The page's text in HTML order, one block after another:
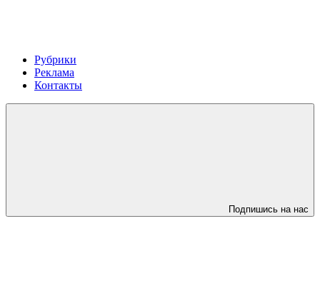
Рубрики
Реклама
Контакты
Подпишись на нас